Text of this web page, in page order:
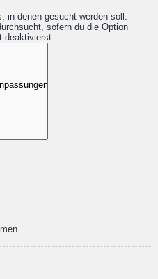
in denen gesucht werden soll.
sofern du die Option
deaktivierst.